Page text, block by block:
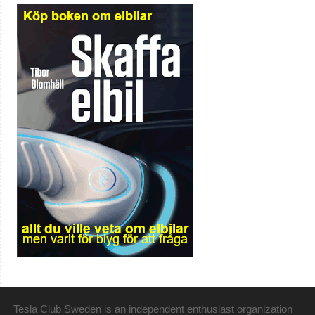
Tesla Club Sweden is an independent enthusiast organization